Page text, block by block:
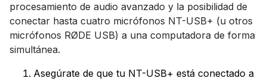
procesamiento de audio avanzado y la posibilidad de
conectar hasta cuatro micrófonos NT-USB+ (u otros
micrófonos RØDE USB) a una computadora de forma
simultánea.
Asegúrate de que tu NT-USB+ está conectado a